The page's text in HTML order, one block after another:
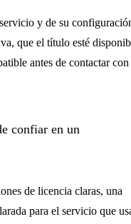
y de su
que el título esté
antes de contactar con
confiar en un
de licencia claras, una
para el servicio que